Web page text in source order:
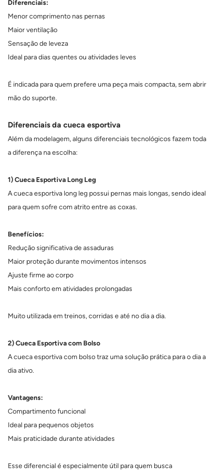
Diferenciais:
Menor comprimento nas pernas
Maior ventilação
Sensação de leveza
Ideal para dias quentes ou atividades leves
É indicada para quem prefere uma peça mais compacta, sem abrir
mão do suporte.
Diferenciais da cueca esportiva
Além da modelagem, alguns diferenciais tecnológicos fazem toda
a diferença na escolha:
1) Cueca Esportiva Long Leg
A cueca esportiva long leg possui pernas mais longas, sendo ideal
para quem sofre com atrito entre as coxas.
Benefícios:
Redução significativa de assaduras
Maior proteção durante movimentos intensos
Ajuste firme ao corpo
Mais conforto em atividades prolongadas
Muito utilizada em treinos, corridas e até no dia a dia.
2) Cueca Esportiva com Bolso
A cueca esportiva com bolso traz uma solução prática para o dia a
dia ativo.
Vantagens:
Compartimento funcional
Ideal para pequenos objetos
Mais praticidade durante atividades
Esse diferencial é especialmente útil para quem busca